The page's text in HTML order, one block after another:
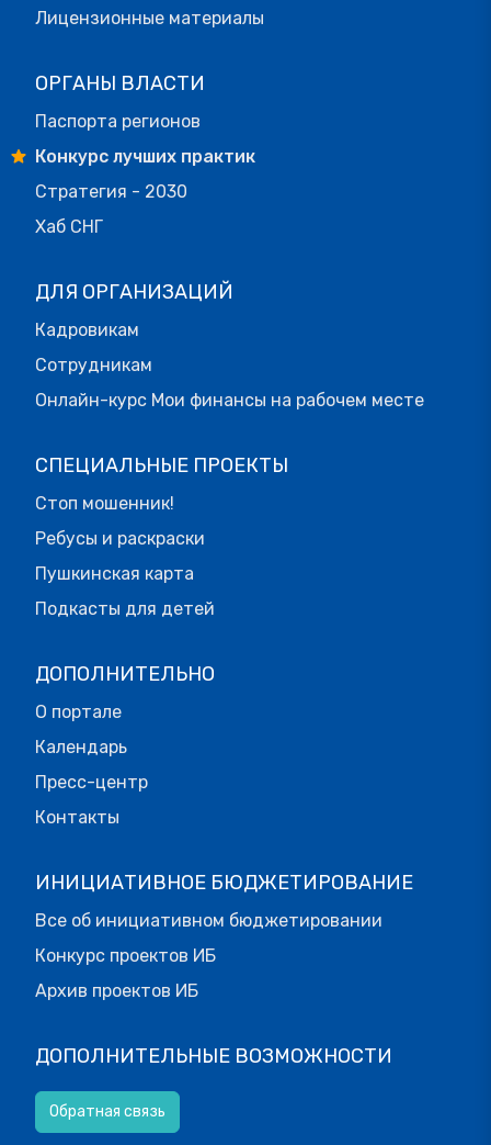
Лицензионные материалы
ОРГАНЫ ВЛАСТИ
Паспорта регионов
Конкурс лучших практик
Стратегия - 2030
Хаб СНГ
ДЛЯ ОРГАНИЗАЦИЙ
Кадровикам
Сотрудникам
Онлайн-курс Мои финансы на рабочем месте
СПЕЦИАЛЬНЫЕ ПРОЕКТЫ
Стоп мошенник!
Ребусы и раскраски
Пушкинская карта
Подкасты для детей
ДОПОЛНИТЕЛЬНО
О портале
Календарь
Пресс-центр
Контакты
ИНИЦИАТИВНОЕ БЮДЖЕТИРОВАНИЕ
Все об инициативном бюджетировании
Конкурс проектов ИБ
Архив проектов ИБ
ДОПОЛНИТЕЛЬНЫЕ ВОЗМОЖНОСТИ
Обратная связь